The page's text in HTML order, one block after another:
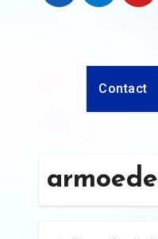
Contact
armoede